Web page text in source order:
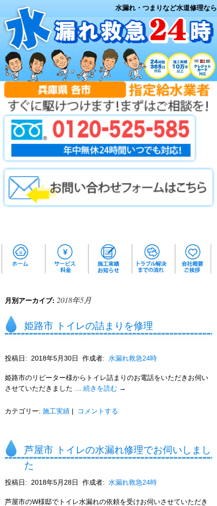
水漏れ・つまりなど水道修理なら
月別アーカイブ: 2018年5月
姫路市 トイレの詰まりを修理
投稿日: 2018年5月30日 作成者: 水漏れ救急24時
姫路市のリピーター様からトイレ詰まりのお電話をいただきお伺い
させていただきました … 続きを読む →
カテゴリー: 施工実績 | コメントする
芦屋市 トイレの水漏れ修理でお伺いしまし
た
投稿日: 2018年5月28日 作成者: 水漏れ救急24時
芦屋市のW様邸でトイレ水漏れの依頼を受けお伺いさせていただき